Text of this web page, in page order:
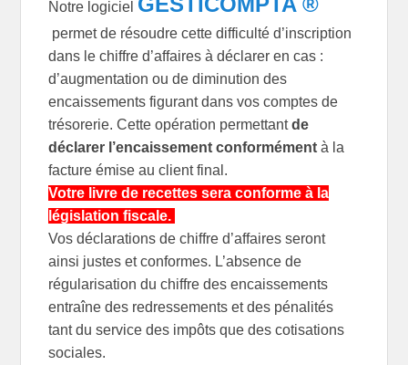
Notre logiciel
permet de résoudre cette difficulté d’inscription
dans le chiffre d’affaires à déclarer en cas :
d’augmentation ou de diminution des
encaissements figurant dans vos comptes de
trésorerie. Cette opération permettantde
déclarer l’encaissement conformément à la
facture émise au client final.
Votre livre de recettes sera conforme à la
législation fiscale.
Vos déclarations de chiffre d’affaires seront
ainsi justes et conformes. L’absence de
régularisation du chiffre des encaissements
entraîne des redressements et des pénalités
tant du service des impôts que des cotisations
sociales.